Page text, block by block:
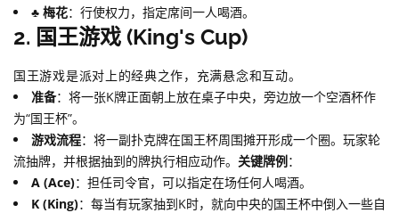
♣️ 梅花：行使权力，指定席间一人喝酒。
2. 国王游戏 (King's Cup)
国王游戏是派对上的经典之作，充满悬念和互动。
准备：将一张K牌正面朝上放在桌子中央，旁边放一个空酒杯作
为“国王杯”。
游戏流程：将一副扑克牌在国王杯周围摊开形成一个圈。玩家轮
流抽牌，并根据抽到的牌执行相应动作。 关键牌例：
A (Ace)：担任司令官，可以指定在场任何人喝酒。
K (King)：每当有玩家抽到K时，就向中央的国王杯中倒入一些自